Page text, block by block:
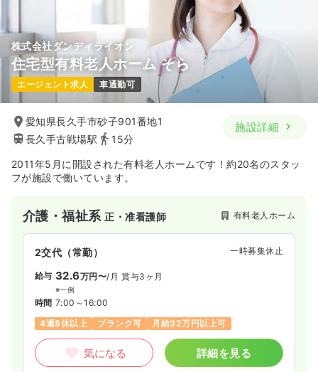
株式会社ダンディライオン
住宅型有料老人ホーム そら
エージェント求人 車通勤可
愛知県長久手市砂子901番地1
長久手古戦場駅
15分
施設詳細
2011年5月に開設された有料老人ホームです！約20名のスタッ
フが施設で働いています。
介護・福祉系正・准看護師 有料老人ホーム
2交代（常勤） 一時募集休止
給与 32.6万円〜/月 賞与3ヶ月
※一例
時間 7:00～16:00
4週8休以上
ブランク可 月給32万円以上可
気になる 詳細を見る